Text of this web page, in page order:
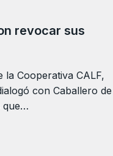
revocar sus
la Cooperativa CALF,
con Caballero de
que…